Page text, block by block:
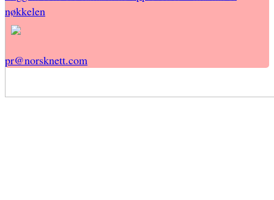
nøkkelen
pr@norsknett.com